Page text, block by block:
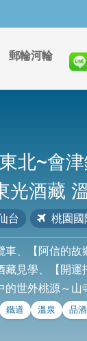
郵輪河輪
北~會
光酒藏
台 桃園國
車、【阿信的
藏見學、【開
的世外桃源～山
鐵道 溫泉 品酒